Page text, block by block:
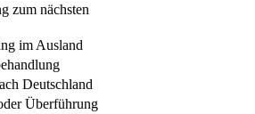
zum nächsten
im Ausland
Deutschland
Überführung